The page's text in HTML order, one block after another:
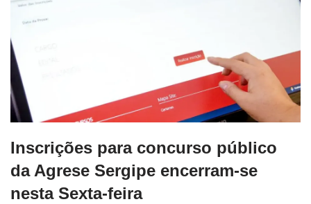
Inscrições para concurso público
da Agrese Sergipe encerram-se
nesta Sexta-feira